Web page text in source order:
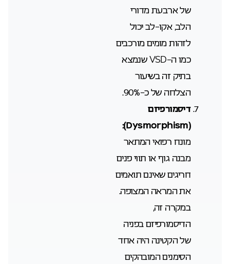
של ארבעת מדורי
הלב, אקו-לב יכול
לזהות מומים מורכבים
כמו ה-VSD שנמצא
בתיק זה בשיעור
הצלחה של כ-90%.
דיסמורפיזם
(
Dysmorphism):
מונח רפואי המתאר
מבנה גוף או תווי פנים
חריגים שאינם תואמים
את המראה המצופה.
במקרה זה,
הדיסמורפיזם בפניה
של הקטינה היה אחד
הסימנים המובהקים